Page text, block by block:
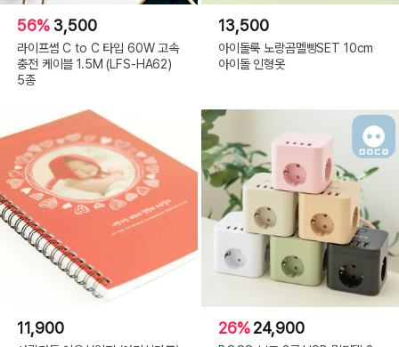
56% 3,500
라이프썸 C to C 타입 60W 고속
충전 케이블 1.5M (LFS-HA62)
5종
13,500
아이돌룩 노랑곰멜빵SET 10cm
아이돌 인형옷
11,900 26%24,900